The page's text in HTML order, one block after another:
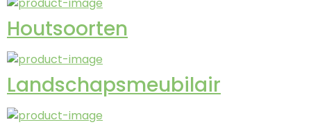
Houtsoorten
Landschapsmeubilair